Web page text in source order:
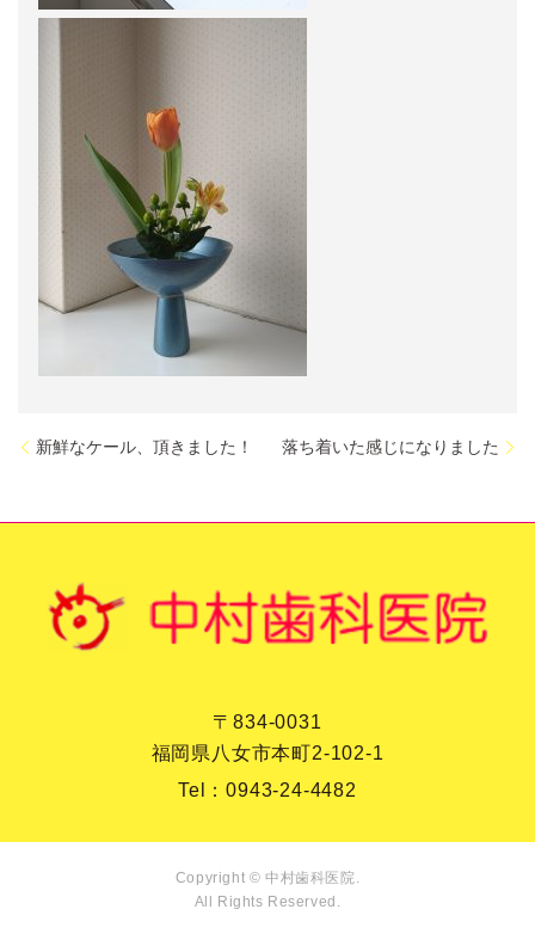
新鮮なケール、頂きました！ 落ち着いた感じになりました
〒834-0031
福岡県八女市本町2-102-1
Tel：0943-24-4482
Copyright © 中村歯科医院.
All Rights Reserved.